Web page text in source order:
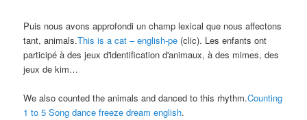
Puis nous avons approfondi un champ lexical que nous affectons
tant, animals.This is a cat – english-pe (clic). Les enfants ont
participé à des jeux d'identification d'animaux, à des mimes, des
jeux de kim…
We also counted the animals and danced to this rhythm.Counting
1 to 5 Song dance freeze dream english.